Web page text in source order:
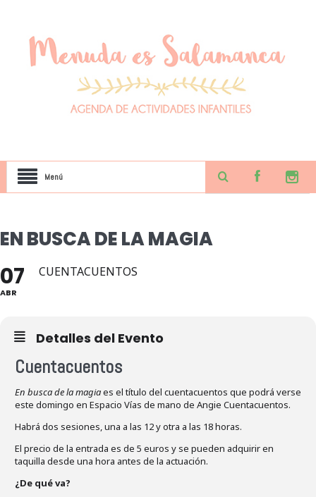
Menú
EN BUSCA DE LA MAGIA
07
ABR
CUENTACUENTOS
Detalles del Evento
Cuentacuentos
En busca de la magiaes el título del cuentacuentos que podrá verse
este domingo en Espacio Vías de mano de Angie Cuentacuentos.
Habrá dos sesiones, una a las 12 y otra a las 18 horas.
El precio de la entrada es de 5 euros y se pueden adquirir en
taquilla desde una hora antes de la actuación.
¿De qué va?